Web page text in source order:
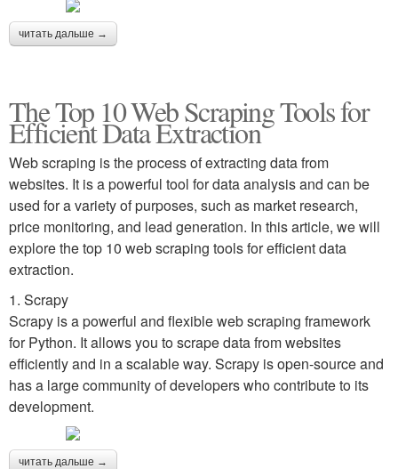
читать дальше →
The Top 10 Web Scraping Tools for
Efficient Data Extraction
Web scraping is the process of extracting data from
websites. It is a powerful tool for data analysis and can be
used for a variety of purposes, such as market research,
price monitoring, and lead generation. In this article, we will
explore the top 10 web scraping tools for efficient data
extraction.
1. Scrapy
Scrapy is a powerful and flexible web scraping framework
for Python. It allows you to scrape data from websites
efficiently and in a scalable way. Scrapy is open-source and
has a large community of developers who contribute to its
development.
читать дальше →